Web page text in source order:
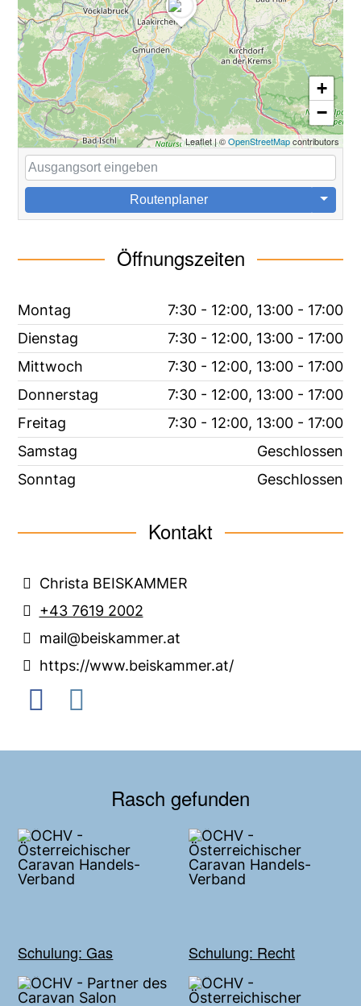
+
−
Leaflet|©OpenStreetMapcontributors
Routenplaner
Öffnungszeiten
Montag
7:30 - 12:00, 13:00 - 17:00
Dienstag
7:30 - 12:00, 13:00 - 17:00
Mittwoch
7:30 - 12:00, 13:00 - 17:00
Donnerstag
7:30 - 12:00, 13:00 - 17:00
Freitag
7:30 - 12:00, 13:00 - 17:00
Samstag
Geschlossen
Sonntag
Geschlossen
Kontakt
Christa BEISKAMMER
+43 7619 2002
mail@beiskammer.at
https://www.beiskammer.at/
Rasch gefunden
Schulung: Gas Schulung: Recht